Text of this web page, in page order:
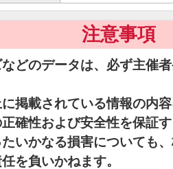
注意事項
どのデータは、必ず主催
掲載されている情報の内
確性および安全性を保証
いかなる損害についても
を負いかねます。